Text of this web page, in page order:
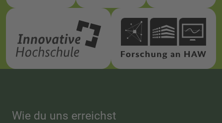
Wie du uns erreichst